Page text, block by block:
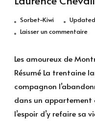
Sorbet-Kiwi
Laisser un commentairesur
de
Les amoureux de
Résumé La trentaine
compagnon
dans un
l’espoir d’y refaire sa